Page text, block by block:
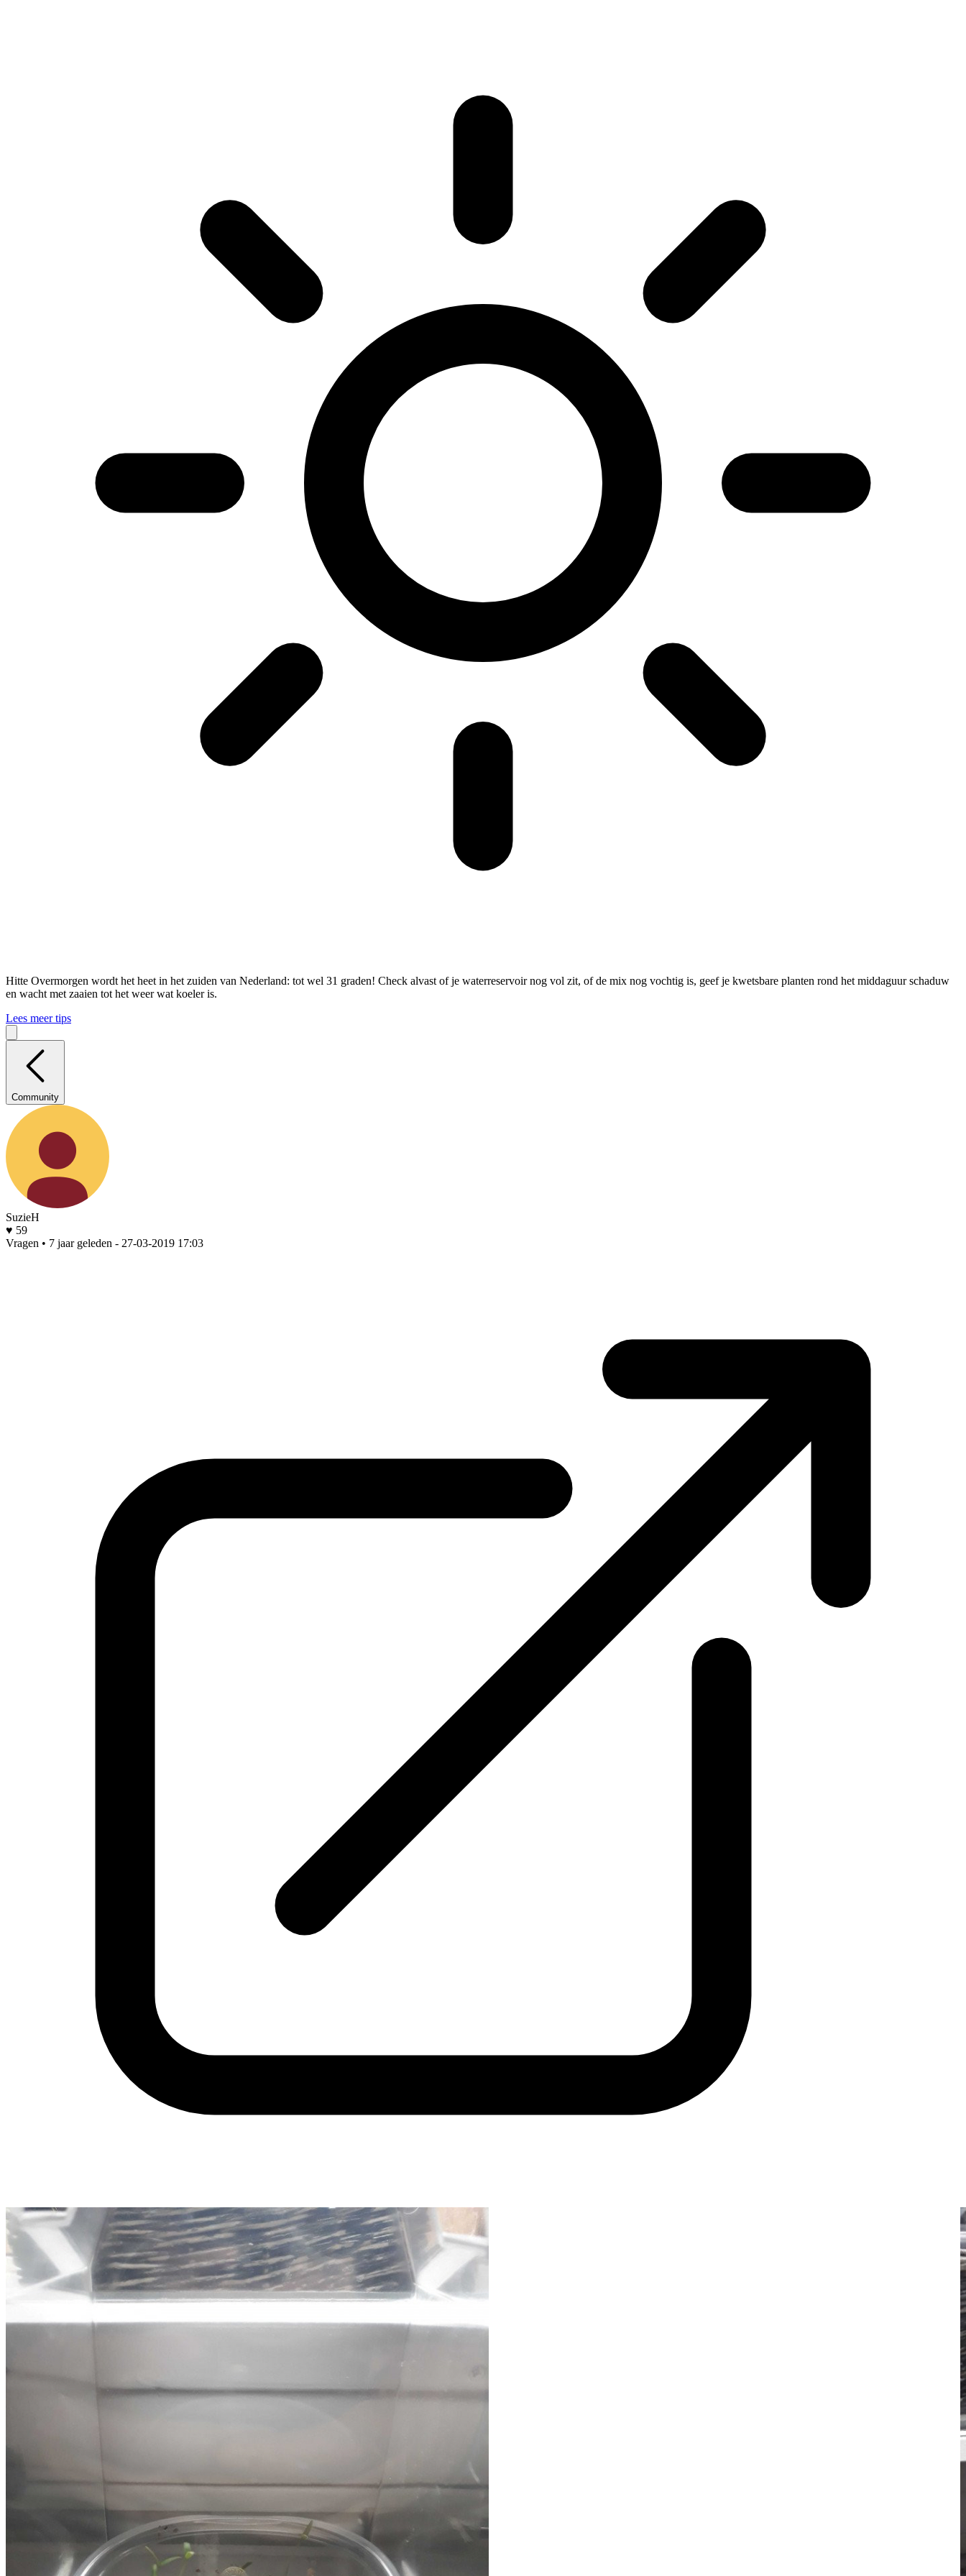
Hitte Overmorgen wordt het heet in het zuiden van Nederland: tot wel 31 graden! Check alvast of je waterreservoir nog vol zit, of de mix nog vochtig is, geef je kwetsbare planten rond het middaguur schaduw
en wacht met zaaien tot het weer wat koeler is.
Lees meer tips
Community
SuzieH
♥ 59
Vragen • 7 jaar geleden - 27-03-2019 17:03